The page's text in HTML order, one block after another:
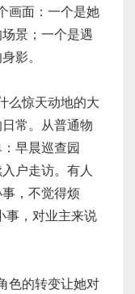
画面：一个是她
景；一个是遇
影。
么惊天动地的大
常。从普通物
早晨巡查园
户走访。有人
，不觉得烦
事，对业主来说
色的转变让她对